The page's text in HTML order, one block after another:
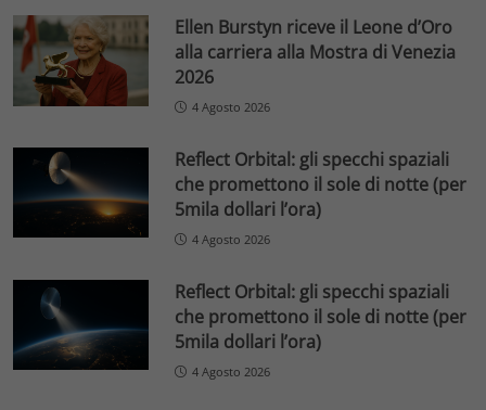
Ellen Burstyn riceve il Leone d’Oro
alla carriera alla Mostra di Venezia
2026
4 Agosto 2026
Reflect Orbital: gli specchi spaziali
che promettono il sole di notte (per
5mila dollari l’ora)
4 Agosto 2026
Reflect Orbital: gli specchi spaziali
che promettono il sole di notte (per
5mila dollari l’ora)
4 Agosto 2026